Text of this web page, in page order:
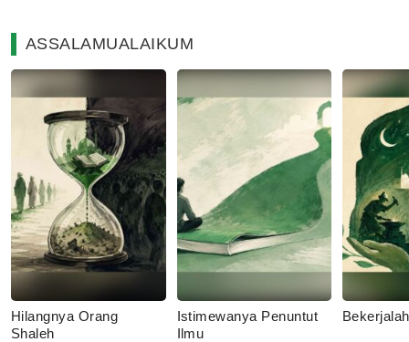
ASSALAMUALAIKUM
Hilangnya Orang
Shaleh
Istimewanya Penuntut
Ilmu
Bekerjalah